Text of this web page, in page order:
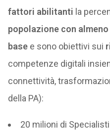
fattori abilitanti la
popolazione con
basee sono obiettivi sui
competenze digitali
connettività,
della PA):
20 milioni di